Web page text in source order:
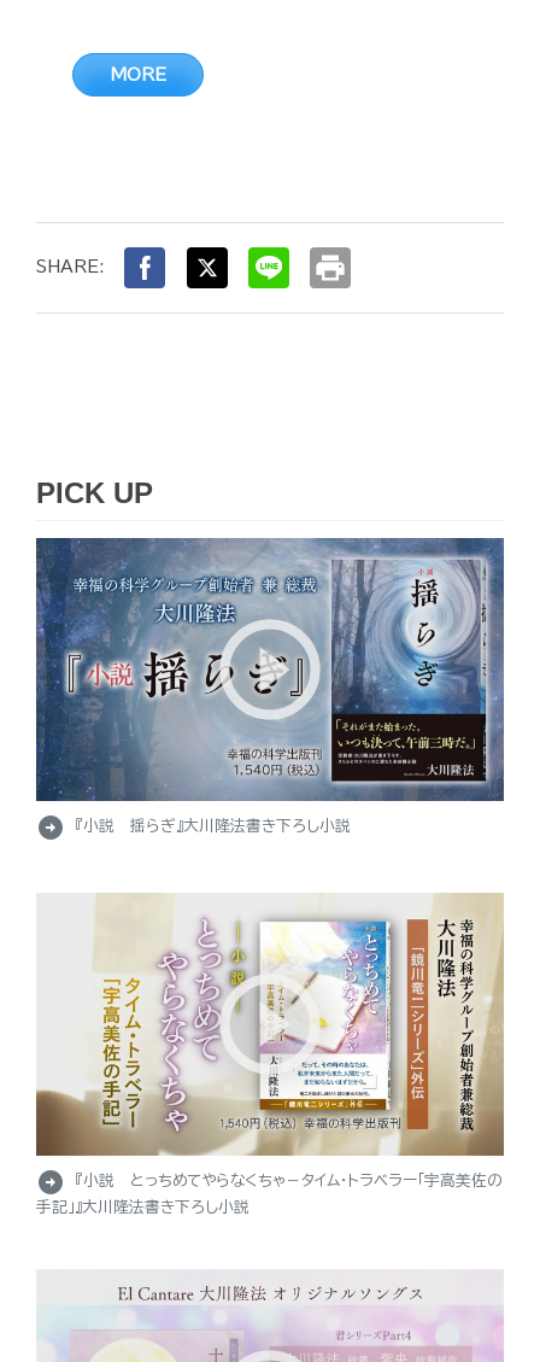
MORE
SHARE: print
PICK UP
arrow_circle_right 『小説 揺らぎ』大川隆法書き下ろし小説
arrow_circle_right
『小説 とっちめてやらなくちゃ－タイム・トラベラー「宇高美佐の
手記」』大川隆法書き下ろし小説